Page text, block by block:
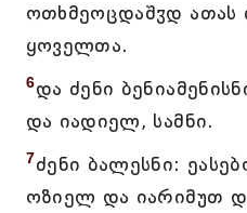
ოთხმეოცდაშჳდ ათას
ყოველთა.
6და ძენი
და იადიელ, სამნი.
7ძენი ბალესნი:
ოზიელ და იარიმუთ